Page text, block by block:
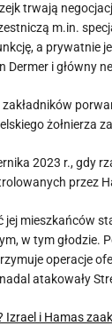
trwają
m.in.
a
Dermer i główny
żołnierza
2023 r., gdy
przez
mieszkańców
w tym głodzie.
operacje
atakowały
Izrael i Hamas